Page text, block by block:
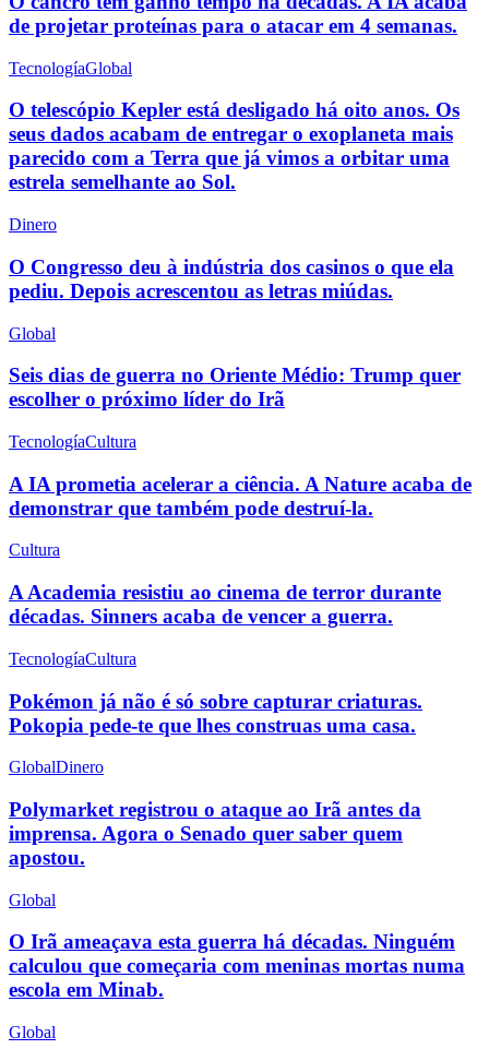
de projetar proteínas para o atacar em 4 semanas.
TecnologíaGlobal
O telescópio Kepler está desligado há oito anos. Os
seus dados acabam de entregar o exoplaneta mais
parecido com a Terra que já vimos a orbitar uma
estrela semelhante ao Sol.
Dinero
O Congresso deu à indústria dos casinos o que ela
pediu. Depois acrescentou as letras miúdas.
Global
Seis dias de guerra no Oriente Médio: Trump quer
escolher o próximo líder do Irã
TecnologíaCultura
A IA prometia acelerar a ciência. A Nature acaba de
demonstrar que também pode destruí-la.
Cultura
A Academia resistiu ao cinema de terror durante
décadas. Sinners acaba de vencer a guerra.
TecnologíaCultura
Pokémon já não é só sobre capturar criaturas.
Pokopia pede-te que lhes construas uma casa.
GlobalDinero
Polymarket registrou o ataque ao Irã antes da
imprensa. Agora o Senado quer saber quem
apostou.
Global
O Irã ameaçava esta guerra há décadas. Ninguém
calculou que começaria com meninas mortas numa
escola em Minab.
Global